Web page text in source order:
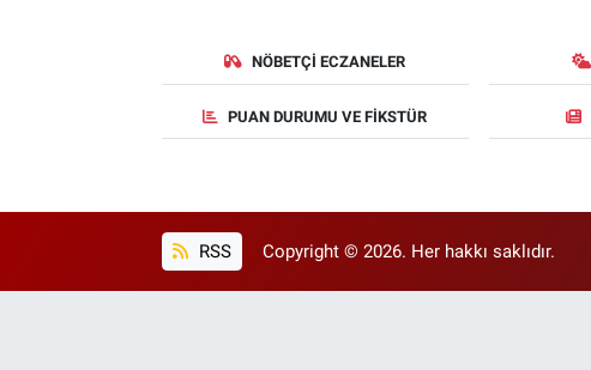
NÖBETÇI ECZANELER
PUAN DURUMU VE FIKSTÜR
RSS Copyright © 2026. Her hakkı saklıdır.